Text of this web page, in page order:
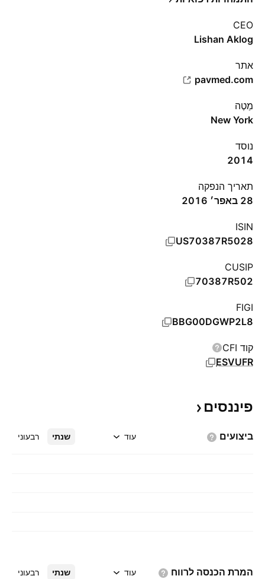
CEO
Lishan Aklog
אתר‏
pavmed.com
מַטֶה
New York
נוסד
2014
תאריך הנפקה
28 באפר׳ 2016
ISIN
US70387R5028
CUSIP
70387R502
FIGI
BBG00DGWP2L8
קוד CFI
ESVUFR
פיננסים
ביצועים שנתי רבעוני עוד
המרת הכנסה לרווח שנתי רבעוני עוד